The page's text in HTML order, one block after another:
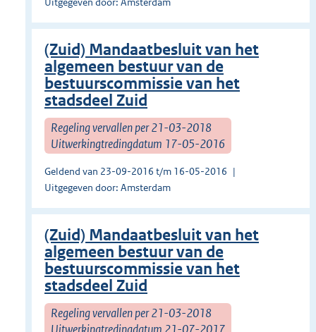
(Zuid) Mandaatbesluit van het
algemeen bestuur van de
bestuurscommissie van het
stadsdeel Zuid
Regeling vervallen per 21-03-2018
Uitwerkingtredingdatum 17-05-2016
Geldend van 23-09-2016 t/m 16-05-2016
Uitgegeven door: Amsterdam
(Zuid) Mandaatbesluit van het
algemeen bestuur van de
bestuurscommissie van het
stadsdeel Zuid
Regeling vervallen per 21-03-2018